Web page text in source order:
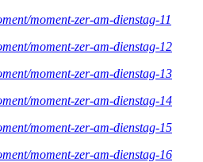
moment-zer-am-dienstag-11
moment-zer-am-dienstag-12
moment-zer-am-dienstag-13
moment-zer-am-dienstag-14
moment-zer-am-dienstag-15
moment-zer-am-dienstag-16